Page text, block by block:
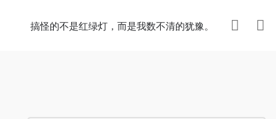
搞怪的不是红绿灯，而是我数不清的犹豫。